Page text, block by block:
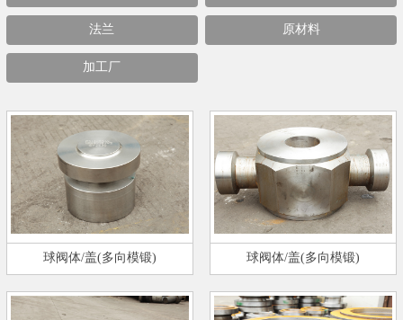
法兰 原材料
加工厂
球阀体/盖(多向模锻) 球阀体/盖(多向模锻)